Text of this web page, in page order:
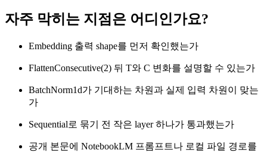
자주 막히는 지점은 어디인가요?
Embedding 출력 shape를 먼저 확인했는가
FlattenConsecutive(2) 뒤 T와 C 변화를 설명할 수 있는가
BatchNorm1d가 기대하는 차원과 실제 입력 차원이 맞는
가
Sequential로 묶기 전 작은 layer 하나가 통과했는가
공개 본문에 NotebookLM 프롬프트나 로컬 파일 경로를